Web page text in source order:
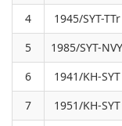
4
1945/SYT-TTr
5
1985/SYT-NVY
6
1941/KH-SYT
7
1951/KH-SYT